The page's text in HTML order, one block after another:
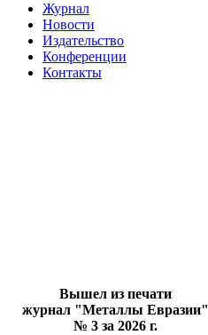
Журнал
Новости
Издательство
Конференции
Контакты
Вышел из печати
журнал "Металлы Евразии"
№ 3 за 2026 г.